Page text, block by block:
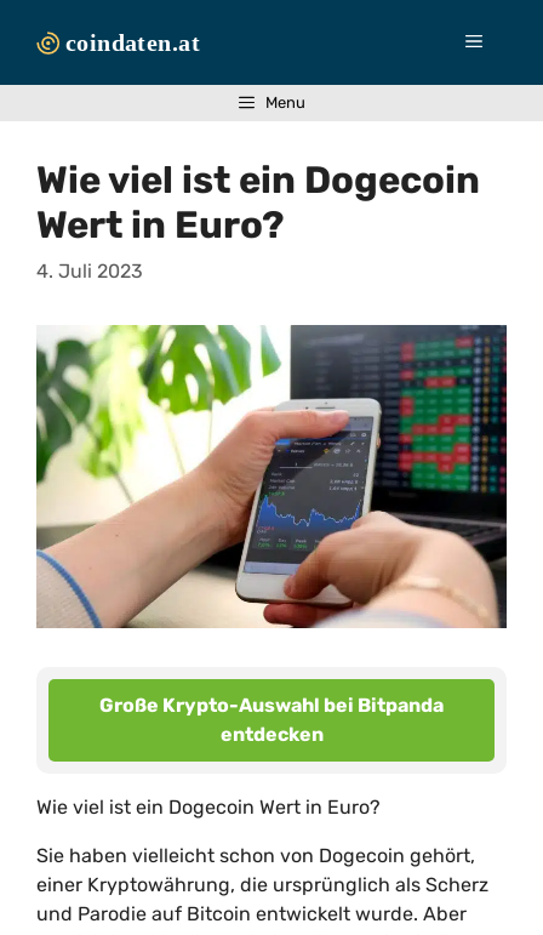
Inhalt
Menü
Menu
Wie viel ist ein Dogecoin
Wert in Euro?
4. Juli 2023
Große Krypto-Auswahl bei Bitpanda
entdecken
Wie viel ist ein Dogecoin Wert in Euro?
Sie haben vielleicht schon von Dogecoin gehört,
einer Kryptowährung, die ursprünglich als Scherz
und Parodie auf Bitcoin entwickelt wurde. Aber